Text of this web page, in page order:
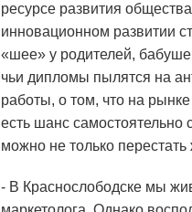
ресурсе развития
инновационном развитии
«шее» у родителей,
чьи дипломы пылятся на
работы, о том, что на
есть шанс
можно не только
- В Краснослободске мы